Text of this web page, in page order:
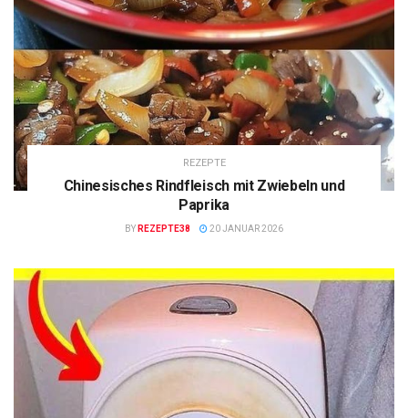
REZEPTE
Chinesisches Rindfleisch mit Zwiebeln und
Paprika
BY REZEPTE38 20 JANUAR 2026